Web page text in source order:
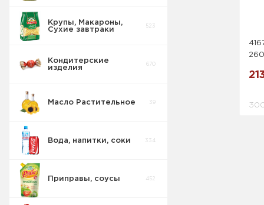
Крупы, Макароны,
Сухие завтраки
523
Кондитерские
изделия
670
Масло Растительное 39
Вода, напитки, соки 334
Приправы, соусы 452
300